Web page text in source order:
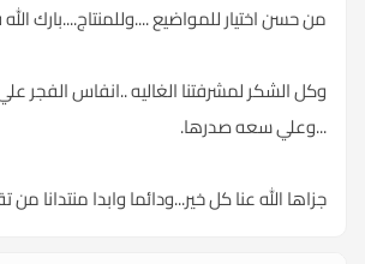
من حسن اختيار للمواضيع ....وللمنتاج....بارك
وكل الشكر لمشرفتنا الغاليه ..انفاس الفجر
...وعلي سعه صدرها.
جزاها الله عنا كل خير...ودائما وابدا منتدانا